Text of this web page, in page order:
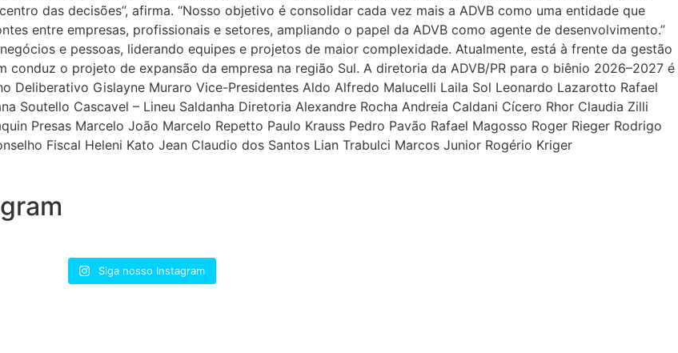
das decisões”, afirma. “Nosso objetivo é consolidar cada vez mais a ADVB como uma entidade que
entre empresas, profissionais e setores, ampliando o papel da ADVB como agente de desenvolvimento.”
e pessoas, liderando equipes e projetos de maior complexidade. Atualmente, está à frente da gestão
o projeto de expansão da empresa na região Sul. A diretoria da ADVB/PR para o biênio 2026–2027 é
Deliberativo Gislayne Muraro Vice-Presidentes Aldo Alfredo Malucelli Laila Sol Leonardo Lazarotto Rafael
Soutello Cascavel – Lineu Saldanha Diretoria Alexandre Rocha Andreia Caldani Cícero Rhor Claudia Zilli
Presas Marcelo João Marcelo Repetto Paulo Krauss Pedro Pavão Rafael Magosso Roger Rieger Rodrigo
Fiscal Heleni Kato Jean Claudio dos Santos Lian Trabulci Marcos Junior Rogério Kriger
Siga nosso Instagram